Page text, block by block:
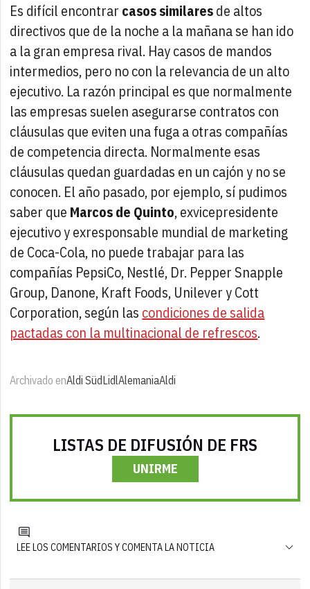
Es difícil encontrar casos similaresde altos
directivos que de la noche a la mañana se han ido
a la gran empresa rival. Hay casos de mandos
intermedios, pero no con la relevancia de un alto
ejecutivo. La razón principal es que normalmente
las empresas suelen asegurarse contratos con
cláusulas que eviten una fuga a otras compañías
de competencia directa. Normalmente esas
cláusulas quedan guardadas en un cajón y no se
conocen. El año pasado, por ejemplo, sí pudimos
saber que Marcos de Quinto, exvicepresidente
ejecutivo y exresponsable mundial de marketing
de Coca-Cola, no puede trabajar para las
compañías PepsiCo, Nestlé, Dr. Pepper Snapple
Group, Danone, Kraft Foods, Unilever y Cott
Corporation, según las condiciones de salida
pactadas con la multinacional de refrescos.
Archivado enAldi SüdLidlAlemaniaAldi
LISTAS DE DIFUSIÓN DE FRS
UNIRME
LEE LOS COMENTARIOS Y COMENTA LA NOTICIA